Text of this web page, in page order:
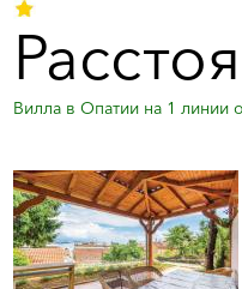
Вилла в Опатии на 1